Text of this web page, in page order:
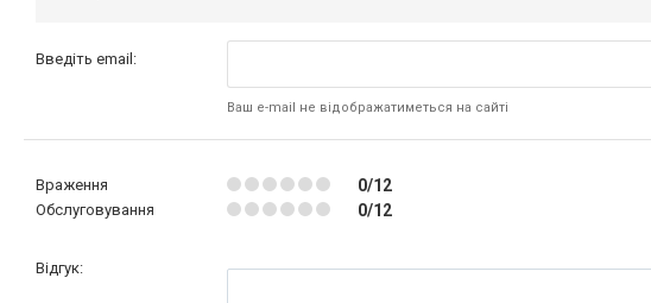
Введіть email:
Ваш e-mail не відображатиметься на сайті
Враження 0/12
Обслуговування 0/12
Відгук: